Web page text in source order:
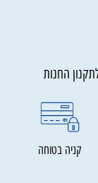
קניה בטוחה